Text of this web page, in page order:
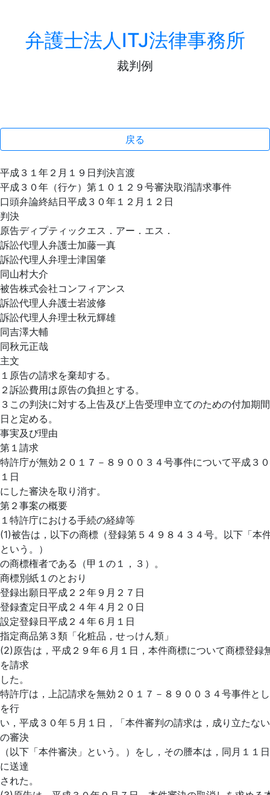
弁護士法人ITJ法律事務所
裁判例
戻る
平成３１年２月１９日判決言渡
平成３０年（行ケ）第１０１２９号審決取消請求事件
口頭弁論終結日平成３０年１２月１２日
判決
原告ディプティックエス．アー．エス．
訴訟代理人弁護士加藤一真
訴訟代理人弁理士津国肇
同山村大介
被告株式会社コンフィアンス
訴訟代理人弁護士岩波修
訴訟代理人弁理士秋元輝雄
同吉澤大輔
同秋元正哉
主文
１原告の請求を棄却する。
２訴訟費用は原告の負担とする。
３この判決に対する上告及び上告受理申立てのための付加期
日と定める。
事実及び理由
第１請求
特許庁が無効２０１７－８９００３４号事件について平成３
１日
にした審決を取り消す。
第２事案の概要
１特許庁における手続の経緯等
(1)被告は，以下の商標（登録第５４９８４３４号。以下「本
という。）
の商標権者である（甲１の１，３）。
商標別紙１のとおり
登録出願日平成２２年９月２７日
登録査定日平成２４年４月２０日
設定登録日平成２４年６月１日
指定商品第３類「化粧品，せっけん類」
(2)原告は，平成２９年６月１日，本件商標について商標登録
を請求
した。
特許庁は，上記請求を無効２０１７－８９００３４号事件と
を行
い，平成３０年５月１日，「本件審判の請求は，成り立たな
の審決
（以下「本件審決」という。）をし，その謄本は，同月１１
に送達
された。